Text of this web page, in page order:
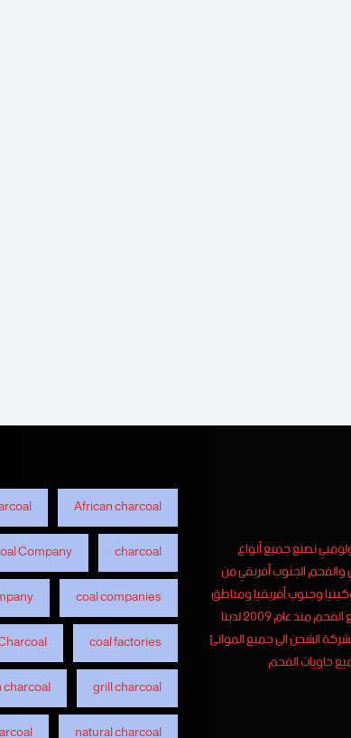
نصنع جميع أنواع
والفحم الجنوب أفريقي من
وجنوب أفريقيا ومناطق
الفحم في كولومبيا نعمل في مجال تصنيع الفحم منذ عام 2009 لدينا
الشحن الى جميع الموانئ
حاويات الفحم
African charcoal
charcoal
Company
coal companies
coal factories
grill charcoal